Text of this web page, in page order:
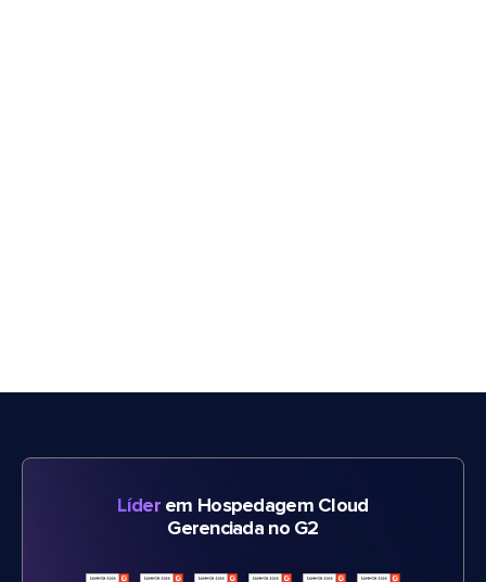
Líderem Hospedagem Cloud
Gerenciada no G2